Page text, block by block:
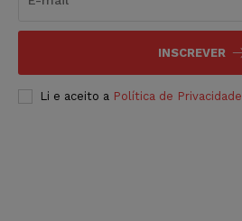
INSCREVER
Li e aceito a Política de Privacidade